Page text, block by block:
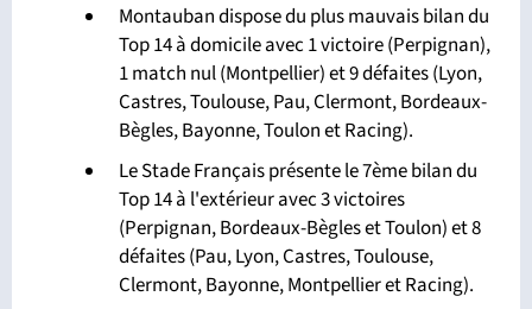
Montauban dispose du plus mauvais bilan du
Top 14 à domicile avec 1 victoire (Perpignan),
1 match nul (Montpellier) et 9 défaites (Lyon,
Castres, Toulouse, Pau, Clermont, Bordeaux-
Bègles, Bayonne, Toulon et Racing).
Le Stade Français présente le 7ème bilan du
Top 14 à l'extérieur avec 3 victoires
(Perpignan, Bordeaux-Bègles et Toulon) et 8
défaites (Pau, Lyon, Castres, Toulouse,
Clermont, Bayonne, Montpellier et Racing).